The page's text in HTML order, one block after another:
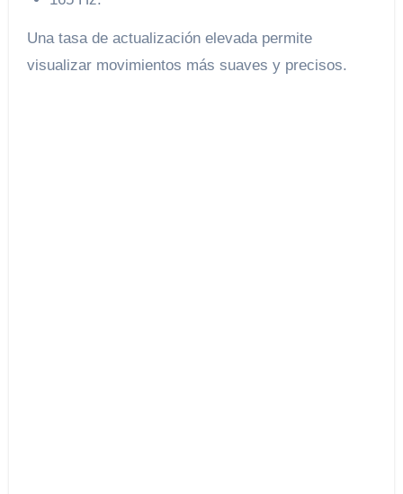
Una tasa de actualización elevada permite
visualizar movimientos más suaves y precisos.